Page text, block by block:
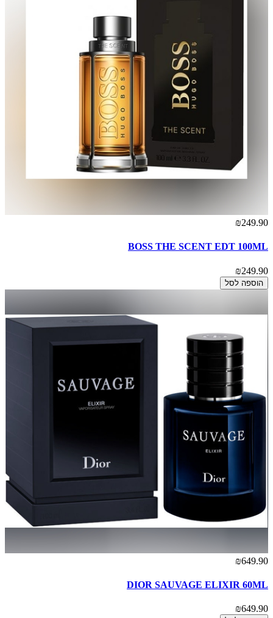
₪249.90
BOSS THE SCENT EDT 100ML
₪249.90
הוספה לסל
₪649.90
DIOR SAUVAGE ELIXIR 60ML
₪649.90